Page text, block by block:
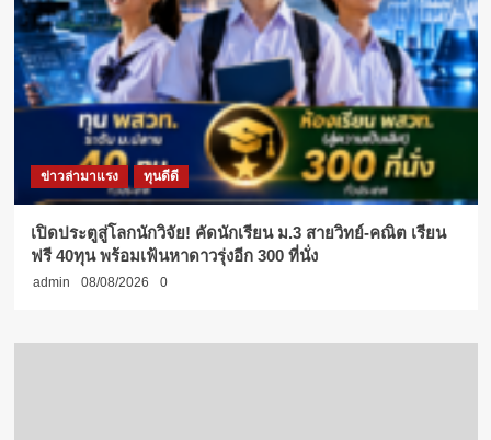
ข่าวล่ามาแรง ทุนดีดี
เปิดประตูสู่โลกนักวิจัย! คัดนักเรียน ม.3 สายวิทย์-คณิต เรียน
ฟรี 40ทุน พร้อมเฟ้นหาดาวรุ่งอีก 300 ที่นั่ง
admin 08/08/2026 0